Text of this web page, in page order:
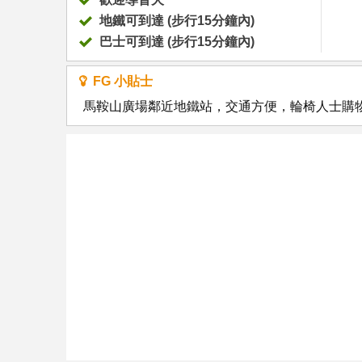
地鐵可到達 (步行15分鐘內)
巴士可到達 (步行15分鐘內)
FG 小貼士
馬鞍山廣場鄰近地鐵站，交通方便，輪椅人士購